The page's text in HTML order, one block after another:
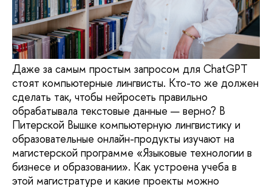
Даже за самым простым запросом для ChatGPT
стоят компьютерные лингвисты. Кто-то же должен
сделать так, чтобы нейросеть правильно
обрабатывала текстовые данные — верно? В
Питерской Вышке компьютерную лингвистику и
образовательные онлайн-продукты изучают на
магистерской программе «Языковые технологии в
бизнесе и образовании». Как устроена учеба в
этой магистратуре и какие проекты можно